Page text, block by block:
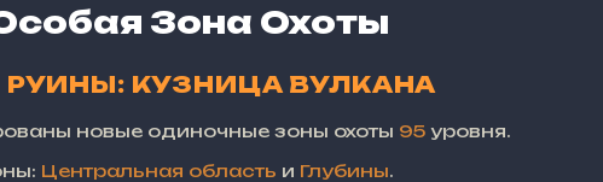
Зона Охоты
РУИНЫ: КУЗНИЦА ВУЛКАНА
новые одиночные зоны охоты 95 уровня.
Центральная область и Глубины.